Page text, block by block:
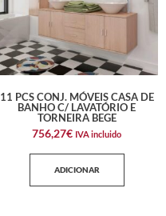
11 PCS CONJ. MÓVEIS CASA DE
BANHO C/ LAVATÓRIO E
TORNEIRA BEGE
756,27€ IVA incluido
ADICIONAR